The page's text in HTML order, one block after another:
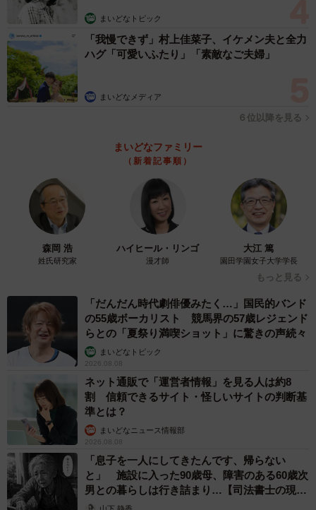
まいどなトピック
「我慢できず」村上佳菜子、イケメン夫と全力
ハグ「可愛いふたり」「素敵なご夫婦」
まいどなメディア
６位以降を見る
まいどなファミリー
（新着記事順）
森岡 浩
姓氏研究家
ハイヒール・リンゴ
漫才師
大江 篤
園田学園女子大学学長
もっと見る
「だんだん時代劇俳優みたく…」国民的バンド
の55歳ボーカリスト 競馬界の57歳レジェンド
らとの「夏祭り満喫ショット」に驚きの声続々
まいどなトピック
2026.08.08
ネット通販で「運営者情報」を見る人は約8
割 信頼できるサイト・怪しいサイトの判断基
準とは？
まいどなニュース情報部
2026.08.08
「息子を一人にしてきたんです、帰らない
と」 施設に入った90歳母、障害のある60歳次
男との暮らしは行き詰まり…【司法書士の現場
から】